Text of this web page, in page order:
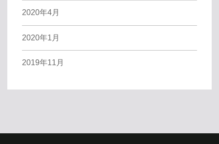
2020年4月
2020年1月
2019年11月